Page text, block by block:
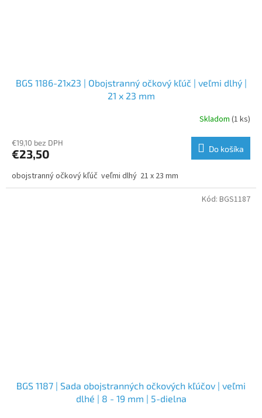
BGS 1186-21x23 | Obojstranný očkový kľúč | veľmi dlhý |
21 x 23 mm
Skladom (1 ks)
€19,10 bez DPH
€23,50 Do košíka
obojstranný očkový kľúč veľmi dlhý 21 x 23 mm
BGS 1187 | Sada obojstranných očkových kľúčov | veľmi
dlhé | 8 - 19 mm | 5-dielna
Kód: BGS1187